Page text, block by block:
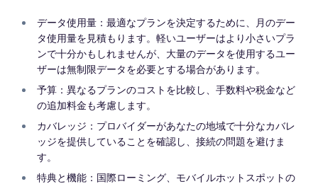
データ使用量：最適なプランを決定するために、月のデー
タ使用量を見積もります。軽いユーザーはより小さいプラ
ンで十分かもしれませんが、大量のデータを使用するユー
ザーは無制限データを必要とする場合があります。
予算：異なるプランのコストを比較し、手数料や税金など
の追加料金も考慮します。
カバレッジ：プロバイダーがあなたの地域で十分なカバレ
ッジを提供していることを確認し、接続の問題を避けま
す。
特典と機能：国際ローミング、モバイルホットスポットの